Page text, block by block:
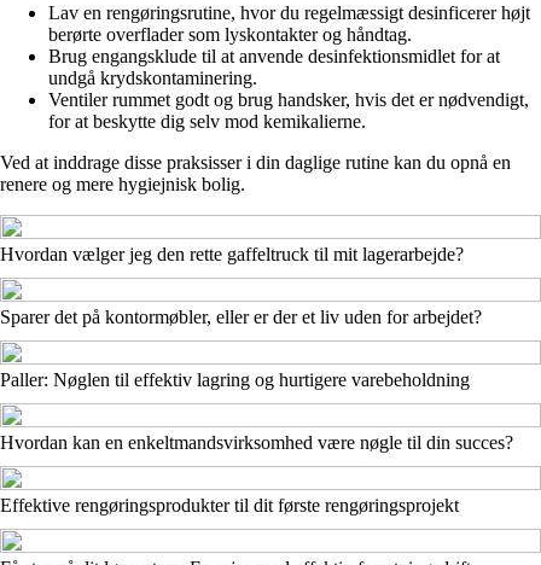
Lav en rengøringsrutine, hvor du regelmæssigt desinficerer højt
berørte overflader som lyskontakter og håndtag.
Brug engangsklude til at anvende desinfektionsmidlet for at
undgå krydskontaminering.
Ventiler rummet godt og brug handsker, hvis det er nødvendigt,
for at beskytte dig selv mod kemikalierne.
Ved at inddrage disse praksisser i din daglige rutine kan du opnå en
renere og mere hygiejnisk bolig.
Hvordan vælger jeg den rette gaffeltruck til mit lagerarbejde?
Sparer det på kontormøbler, eller er der et liv uden for arbejdet?
Paller: Nøglen til effektiv lagring og hurtigere varebeholdning
Hvordan kan en enkeltmandsvirksomhed være nøgle til din succes?
Effektive rengøringsprodukter til dit første rengøringsprojekt